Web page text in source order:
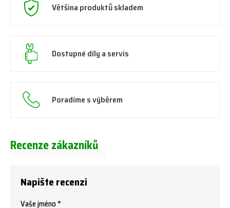
Většina produktů skladem
Dostupné díly a servis
Poradíme s výběrem
Recenze zákazníků
Napište recenzi
Vaše jméno *